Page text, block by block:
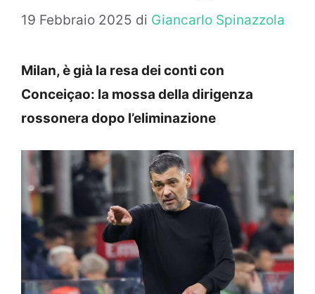
19 Febbraio 2025 di Giancarlo Spinazzola
Milan, è già la resa dei conti con
Conceiçao: la mossa della dirigenza
rossonera dopo l’eliminazione